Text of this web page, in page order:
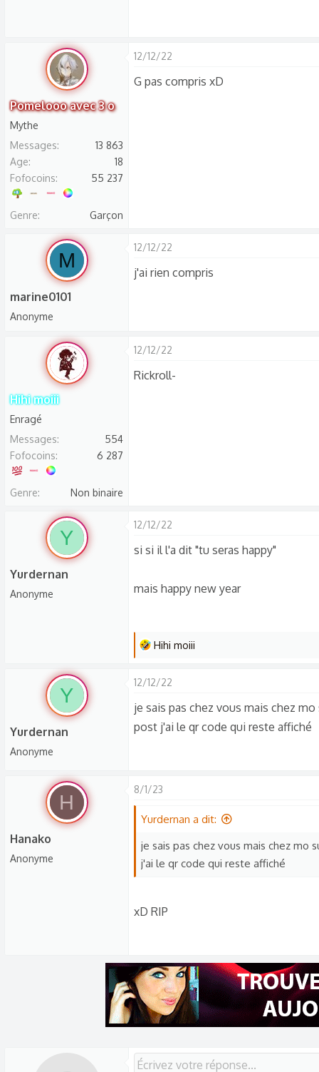
Pomelooo avec 3 o
Mythe
Messages
13 863
Age
18
Fofocoins
55 237
Genre Garçon
12/12/22
G pas compris xD
M
marine0101
Anonyme
12/12/22
j'ai rien compris
Hihi moiii
Enragé
Messages
554
Fofocoins
6 287
Genre Non binaire
12/12/22
Rickroll-
Y
Yurdernan
Anonyme
12/12/22
si si il l'a dit "tu seras happy"
mais happy new year
L
s
é
a
o
s
:
Hihi moiii
Y
Yurdernan
Anonyme
12/12/22
je sais pas chez vous mais chez
post j'ai le qr code qui reste affiché
H
Hanako
Anonyme
8/1/23
Yurdernan a dit:
je sais pas chez vous mais chez mo
j'ai le qr code qui reste affiché
xD RIP